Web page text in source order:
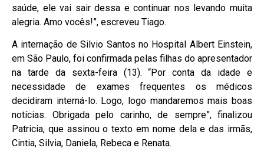
saúde, ele vai sair dessa e continuar nos levando muita
alegria. Amo vocês!”, escreveu Tiago.
A internação de Silvio Santos no Hospital Albert Einstein,
em São Paulo, foi confirmada pelas filhas do apresentador
na tarde da sexta-feira (13). “Por conta da idade e
necessidade de exames frequentes os médicos
decidiram interná-lo. Logo, logo mandaremos mais boas
notícias. Obrigada pelo carinho, de sempre”, finalizou
Patricia, que assinou o texto em nome dela e das irmãs,
Cintia, Silvia, Daniela, Rebeca e Renata.